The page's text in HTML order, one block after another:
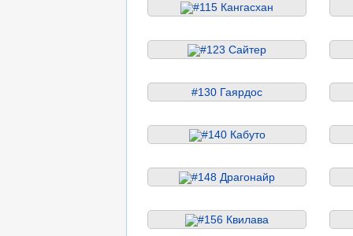
#115 Кангасхан
#123 Сайтер
#130 Гаярдос
#140 Кабуто
#148 Драгонайр
#156 Квилава